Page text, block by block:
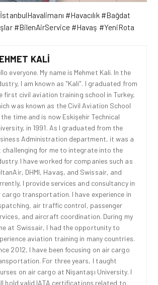
#Havacılık #Bağdat
#BilenAirService #Havaş #YeniRota
KALI
everyone. My name is Mehmet Kali. In the
I am known as "Kali". I graduated from
first civil aviation training school in Turkey,
was known as the Civil Aviation School
time and is now Eskişehir Technical
in 1991. As I graduated from the
Administration department, it was a
challenging for me to integrate into the
I have worked for companies such as
DHMI, Havaş, and Swissair, and
I provide services and consultancy in
cargo transportation. I have experience in
air traffic control, passenger
and aircraft coordination. During my
at Swissair, I had the opportunity to
aviation training in many countries.
2012, I have been focusing on air cargo
For three years, I taught
on air cargo at Nişantaşı University. I
hold valid IATA certifications related to